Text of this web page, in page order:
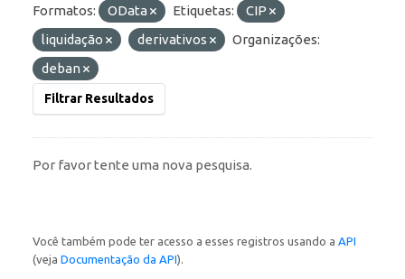
Formatos: OData Etiquetas:
CIP
liquidação
derivativos
Organizações:
deban
Filtrar Resultados
Por favor tente uma nova pesquisa.
Você também pode ter acesso a esses registros usando a API
(veja Documentação da API).